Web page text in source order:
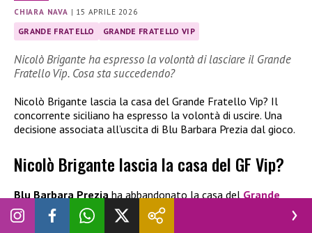
CHIARA NAVA | 15 APRILE 2026
GRANDE FRATELLO GRANDE FRATELLO VIP
Nicolò Brigante ha espresso la volontà di lasciare il Grande
Fratello Vip. Cosa sta succedendo?
Nicolò Brigante lascia la casa del Grande Fratello Vip? Il
concorrente siciliano ha espresso la volontà di uscire. Una
decisione associata all’uscita di Blu Barbara Prezia dal gioco.
Nicolò Brigante lascia la casa del GF Vip?
Blu Barbara Preziaha abbandonato la casa delGrande
Fratello Vip
e subito dopo Nicolò Brigante ha espresso la
volontà di uscire. Durante l’ultima puntata andata in onda, è